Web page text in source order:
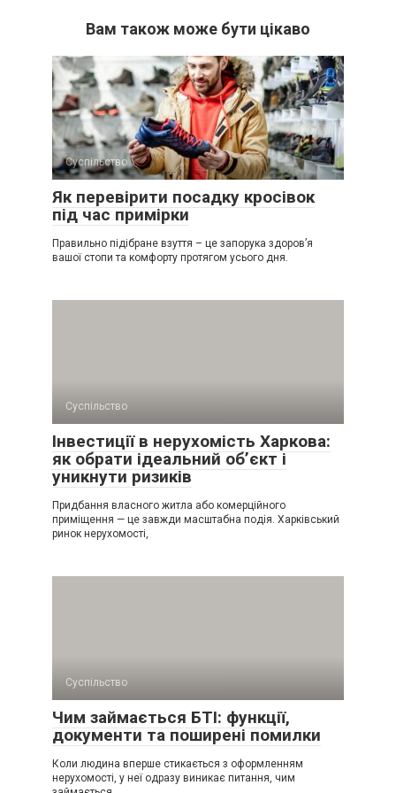
Вам також може бути цікаво
Суспільство
Як перевірити посадку кросівок
під час примірки
Правильно підібране взуття – це запорука здоров’я
вашої стопи та комфорту протягом усього дня.
Суспільство
Інвестиції в нерухомість Харкова:
як обрати ідеальний об’єкт і
уникнути ризиків
Придбання власного житла або комерційного
приміщення — це завжди масштабна подія. Харківський
ринок нерухомості,
Суспільство
Чим займається БТІ: функції,
документи та поширені помилки
Коли людина вперше стикається з оформленням
нерухомості, у неї одразу виникає питання, чим